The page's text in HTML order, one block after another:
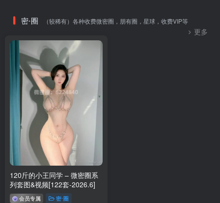
密⋅圈 （较稀有）各种收费微密圈，朋有圈，星球，收费VIP等
更多
120斤的小王同学 – 微密圈系
列套图&视频[122套-2026.6]
会员专属 密⋅圈